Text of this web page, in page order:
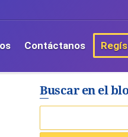
Contáctanos
Buscar en el